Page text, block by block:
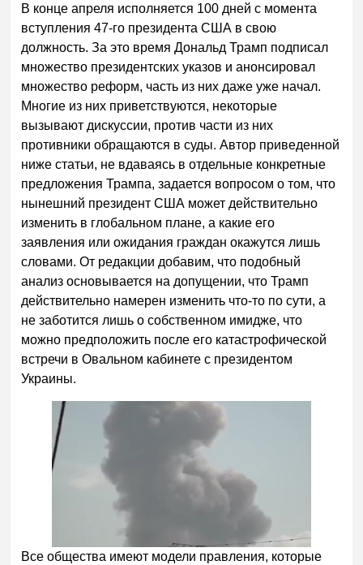
В конце апреля исполняется 100 дней с момента
вступления 47-го президента США в свою
должность. За это время Дональд Трамп подписал
множество президентских указов и анонсировал
множество реформ, часть из них даже уже начал.
Многие из них приветствуются, некоторые
вызывают дискуссии, против части из них
противники обращаются в суды. Автор приведенной
ниже статьи, не вдаваясь в отдельные конкретные
предложения Трампа, задается вопросом о том, что
нынешний президент США может действительно
изменить в глобальном плане, а какие его
заявления или ожидания граждан окажутся лишь
словами. От редакции добавим, что подобный
анализ основывается на допущении, что Трамп
действительно намерен изменить что-то по сути, а
не заботится лишь о собственном имидже, что
можно предположить после его катастрофической
встречи в Овальном кабинете с президентом
Украины.
Все общества имеют модели правления, которые